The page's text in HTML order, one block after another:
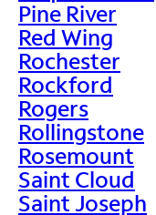
Pine River
Red Wing
Rochester
Rockford
Rogers
Rollingstone
Rosemount
Saint Cloud
Saint Joseph